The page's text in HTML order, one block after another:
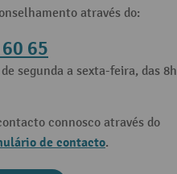
através do:
65
segunda a sexta-feira, das 8h
connosco através do
de contacto.